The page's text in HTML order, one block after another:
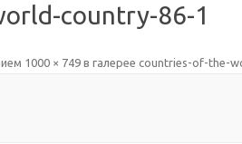
country-86-1
1000 × 749в галерее countries-of-the-